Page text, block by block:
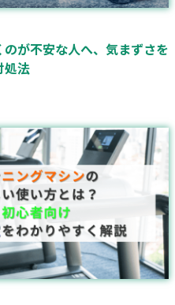
が不安な人へ、気まずさを
処法